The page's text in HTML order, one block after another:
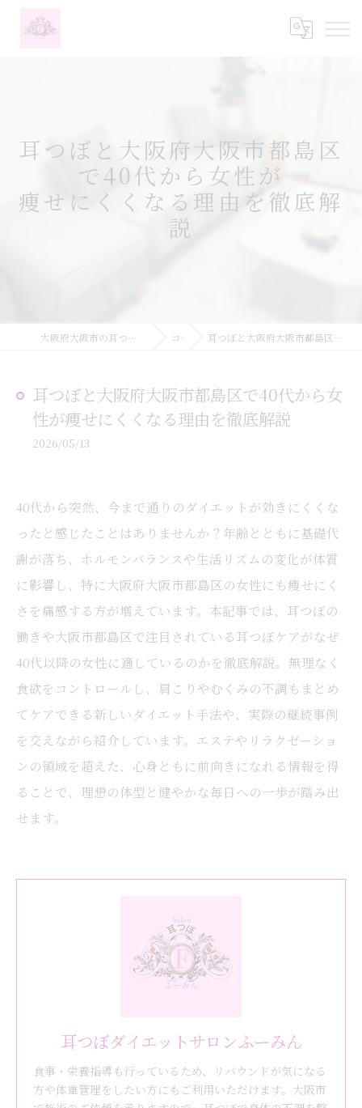
耳つぼと大阪府大阪市都島区
で40代から女性が
痩せにくくなる理由を徹底解
説
大阪府大阪市の耳つぼなら耳つぼダイエットサロンふーみん コラム 耳つぼと大阪府大阪市都島区で40代から女性が痩せにくくなる理由を徹底解説
耳つぼと大阪府大阪市都島区で40代から女
性が痩せにくくなる理由を徹底解説
2026/05/13
40代から突然、今まで通りのダイエットが効きにくくな
ったと感じたことはありませんか？年齢とともに基礎代
謝が落ち、ホルモンバランスや生活リズムの変化が体質
に影響し、特に大阪府大阪市都島区の女性にも痩せにく
さを痛感する方が増えています。本記事では、耳つぼの
働きや大阪市都島区で注目されている耳つぼケアがなぜ
40代以降の女性に適しているのかを徹底解説。無理なく
食欲をコントロールし、肩こりやむくみの不調もまとめ
てケアできる新しいダイエット手法や、実際の継続事例
を交えながら紹介しています。エステやリラクゼーショ
ンの領域を超えた、心身ともに前向きになれる情報を得
ることで、理想の体型と健やかな毎日への一歩が踏み出
せます。
耳つぼダイエットサロンふーみん
食事・栄養指導も行っているため、リバウンドが気になる
方や体重管理をしたい方にもご利用いただけます。大阪市